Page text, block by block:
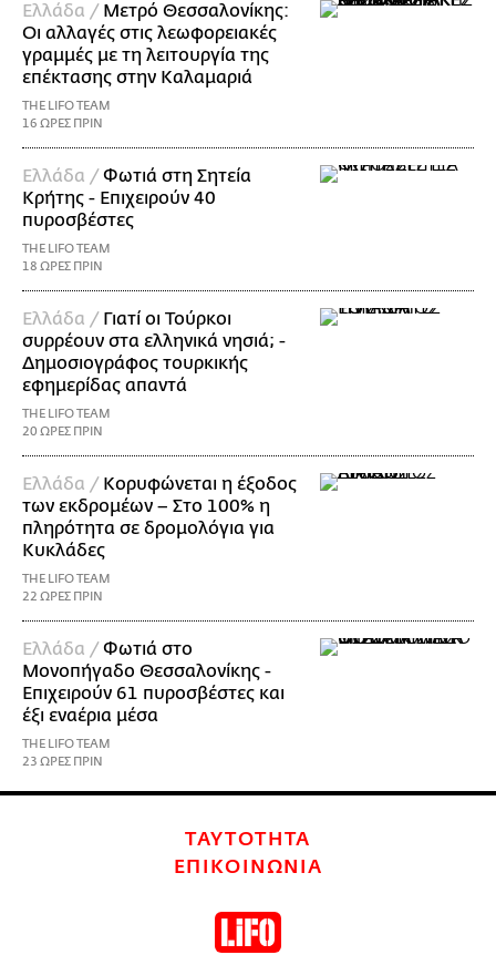
Ελλάδα / Μετρό Θεσσαλονίκης:
Οι αλλαγές στις λεωφορειακές
γραμμές με τη λειτουργία της
επέκτασης στην Καλαμαριά
THE LIFO TEAM
16 ΩΡΕΣ ΠΡΙΝ
Ελλάδα /Φωτιά στη Σητεία
Κρήτης - Επιχειρούν 40
πυροσβέστες
THE LIFO TEAM
18 ΩΡΕΣ ΠΡΙΝ
Ελλάδα / Γιατί οι Τούρκοι
συρρέουν στα ελληνικά νησιά; -
Δημοσιογράφος τουρκικής
εφημερίδας απαντά
THE LIFO TEAM
20 ΩΡΕΣ ΠΡΙΝ
Ελλάδα / Κορυφώνεται η έξοδος
των εκδρομέων – Στο 100% η
πληρότητα σε δρομολόγια για
Κυκλάδες
THE LIFO TEAM
22 ΩΡΕΣ ΠΡΙΝ
Ελλάδα /Φωτιά στο
Μονοπήγαδο Θεσσαλονίκης -
Επιχειρούν 61 πυροσβέστες και
έξι εναέρια μέσα
THE LIFO TEAM
23 ΩΡΕΣ ΠΡΙΝ
ΤΑΥΤΟΤΗΤΑ
ΕΠΙΚΟΙΝΩΝΙΑ